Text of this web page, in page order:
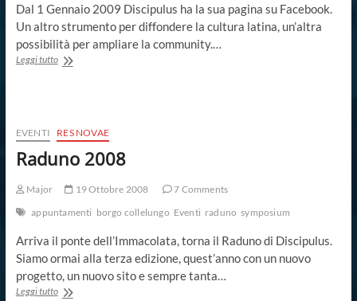
Dal 1 Gennaio 2009 Discipulus ha la sua pagina su Facebook.
Un altro strumento per diffondere la cultura latina, un’altra
possibilità per ampliare la community.…
Leggi tuttoDiscipulus
EVENTI RES NOVAE
Raduno 2008
Major 19 Ottobre 2008
7 Comments
appuntamenti borgo collelungo Eventi raduno symposium
Arriva il ponte dell’Immacolata, torna il Raduno di Discipulus.
Siamo ormai alla terza edizione, quest’anno con un nuovo
progetto, un nuovo sito e sempre tanta…
Leggi tuttoRaduno